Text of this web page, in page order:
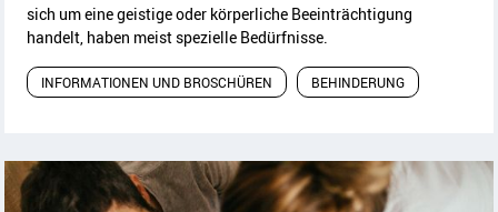
sich um eine geistige oder körperliche Beeinträchtigung
handelt, haben meist spezielle Bedürfnisse.
INFORMATIONEN UND BROSCHÜREN BEHINDERUNG